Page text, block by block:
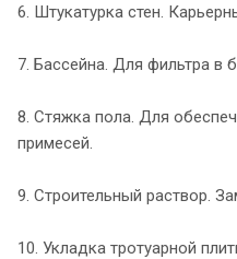
6. Штукатурка стен.
7. Бассейна. Для фильтра в
8. Стяжка пола. Для
примесей.
9. Строительный раствор.
10. Укладка тротуарной